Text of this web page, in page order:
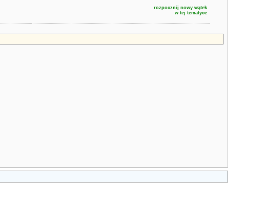
rozpocznij nowy wątek
w tej tematyce